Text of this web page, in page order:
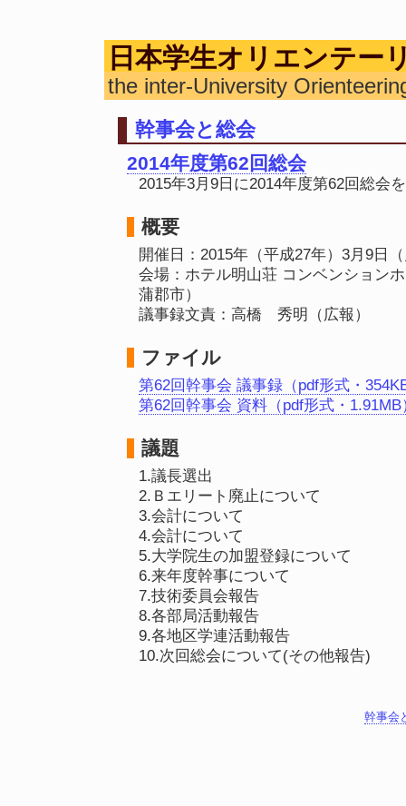
日本学生オリエンテー
the inter-University
幹事会と総会
2014年度第62回総会
2015年3月9日に2014年度第62回総会
概要
開催日：2015年（平成27年）3月9日
会場：ホテル明山荘 コンベンション
蒲郡市）
議事録文責：高橋 秀明（広報）
ファイル
第62回幹事会 議事録（pdf形式・
第62回幹事会 資料（pdf形式・1.91MB
議題
1.議長選出
2.Ｂエリート廃止について
3.会計について
4.会計について
5.大学院生の加盟登録について
6.来年度幹事について
7.技術委員会報告
8.各部局活動報告
9.各地区学連活動報告
10.次回総会について(その他報告)
幹事会